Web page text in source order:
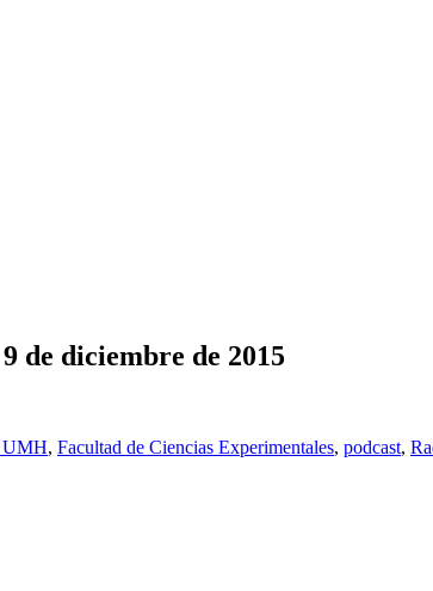
de diciembre de 2015
UMH, Facultad de Ciencias Experimentales, podcast,